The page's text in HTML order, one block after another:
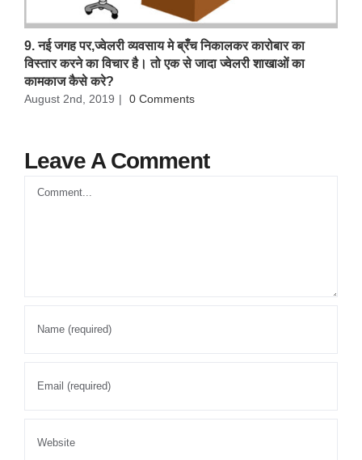
9. नई जगह पर,ज्वेलरी व्यवसाय मे ब्रँच निकालकर कारोबार का
विस्तार करने का विचार है। तो एक से जादा ज्वेलरी शाखाओं का
कामकाज कैसे करे?
August 2nd, 2019 | 0 Comments
Leave A Comment
Comment